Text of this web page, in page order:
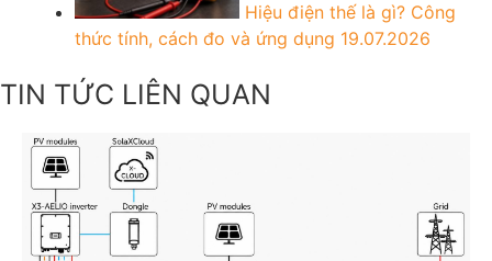
Hiệu điện thế là gì? Công
thức tính, cách đo và ứng dụng 19.07.2026
TIN TỨC LIÊN QUAN